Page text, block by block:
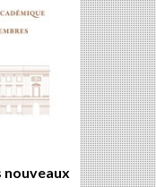
nouveaux